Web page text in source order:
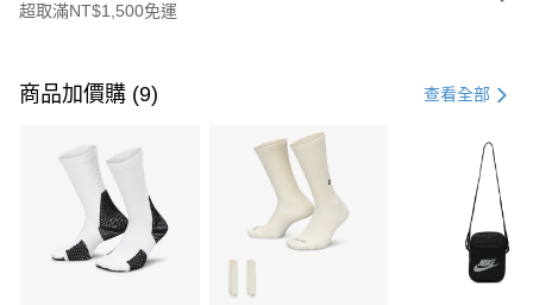
超取滿NT$1,500免運
信用卡一次付款
3 期 0 利率 每期 21家銀行
合作金庫商業銀行
第一商業銀行
華南商業銀行
彰化商業銀行
上海商業儲蓄銀行
Apple Pay
商品加價購 (9) 查看全部